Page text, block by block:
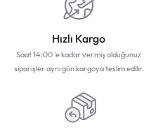
Hızlı Kargo
Saat 14:00 'e kadar vermiş olduğunuz
siparişler aynı gün kargoya teslim edilir.